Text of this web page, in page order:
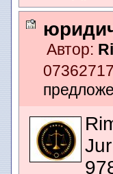
Автор: